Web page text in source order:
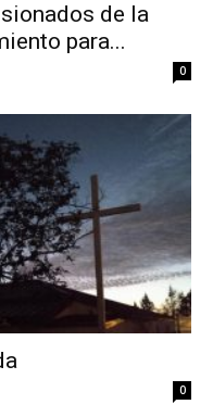
de la
para...
0
0